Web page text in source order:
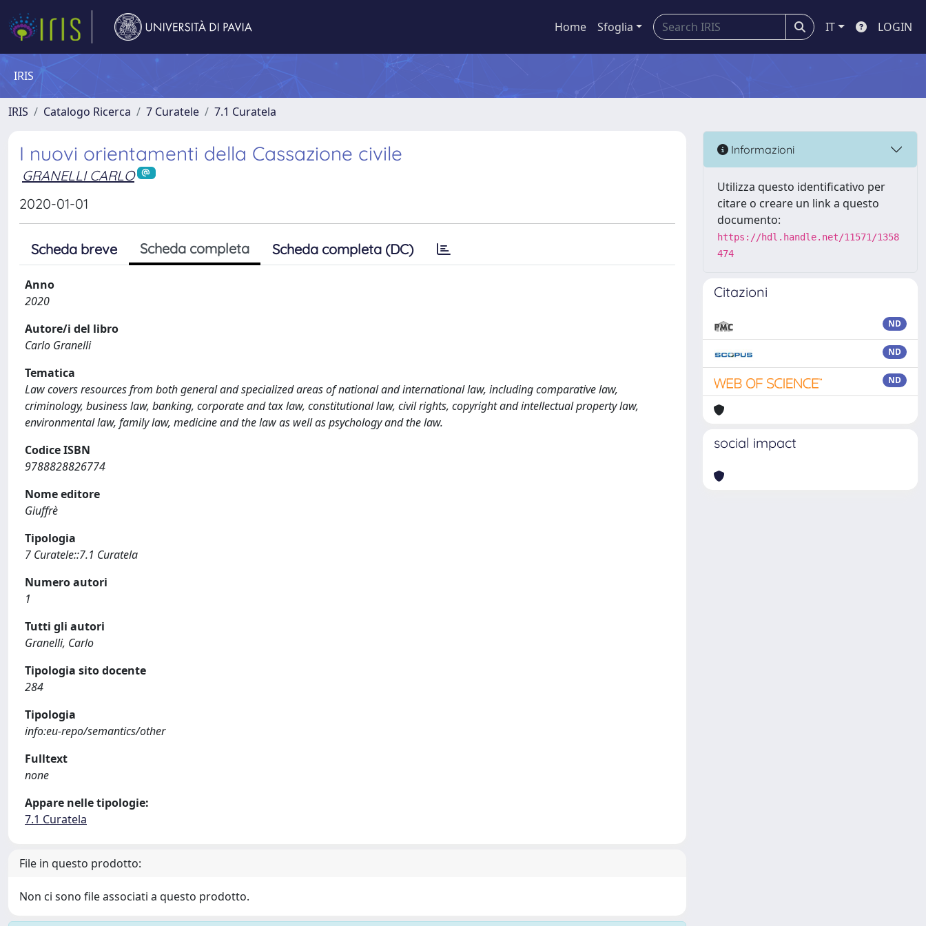
Home Sfoglia IT LOGIN
IRIS
IRIS Catalogo Ricerca 7 Curatele 7.1 Curatela
I nuovi orientamenti della Cassazione civile
GRANELLI CARLO
2020-01-01
Scheda breve Scheda completa Scheda completa (DC)
Anno
2020
Autore/i del libro
Carlo Granelli
Tematica
Law covers resources from both general and specialized areas of national and international law, including comparative law,
criminology, business law, banking, corporate and tax law, constitutional law, civil rights, copyright and intellectual property law,
environmental law, family law, medicine and the law as well as psychology and the law.
Codice ISBN
9788828826774
Nome editore
Giuffrè
Tipologia
7 Curatele::7.1 Curatela
Numero autori
1
Tutti gli autori
Granelli, Carlo
Tipologia sito docente
284
Tipologia
info:eu-repo/semantics/other
Fulltext
none
Appare nelle tipologie:
7.1 Curatela
File in questo prodotto:
Non ci sono file associati a questo prodotto.
Informazioni
Utilizza questo identificativo per
citare o creare un link a questo
documento:
https://hdl.handle.net/11571/1358
474
Citazioni
ND
ND
ND
social impact